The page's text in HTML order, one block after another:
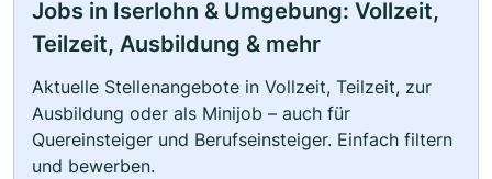
Jobs in Iserlohn & Umgebung: Vollzeit,
Teilzeit, Ausbildung & mehr
Aktuelle Stellenangebote in Vollzeit, Teilzeit, zur
Ausbildung oder als Minijob – auch für
Quereinsteiger und Berufseinsteiger. Einfach filtern
und bewerben.